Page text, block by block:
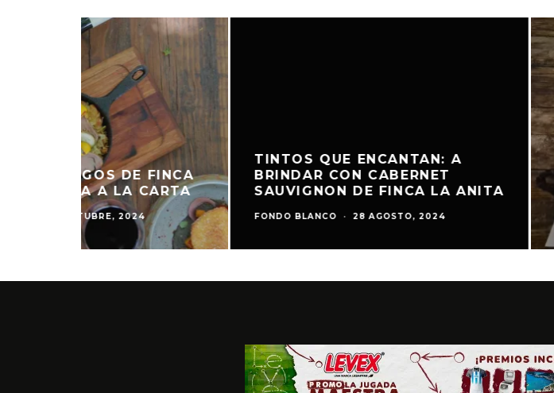
DE FUEGOS DE FINCA
AHORA A LA CARTA
11 OCTUBRE, 2024
TINTOS QUE ENCANTAN: A
BRINDAR CON CABERNET
SAUVIGNON DE FINCA LA ANITA
FONDO BLANCO · 28 AGOSTO, 2024